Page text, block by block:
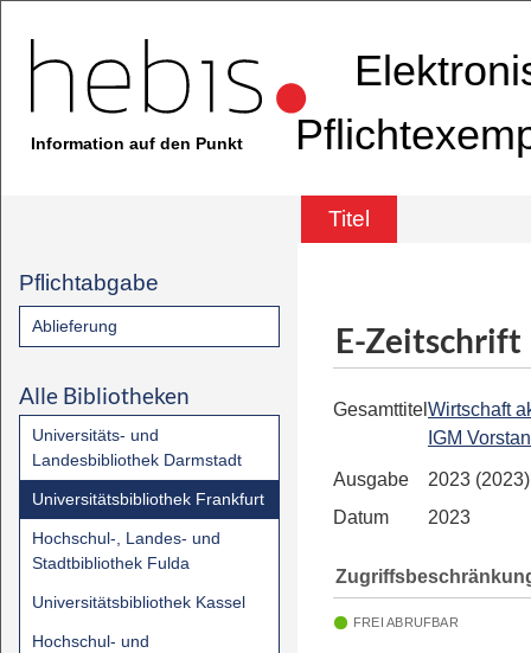
Information auf den Punkt
Titel
Pflichtabgabe
Ablieferung
Alle Bibliotheken
Universitäts- und
Landesbibliothek Darmstadt
Universitätsbibliothek Frankfurt
Hochschul-, Landes- und
Stadtbibliothek Fulda
Universitätsbibliothek Kassel
Hochschul- und
E-Zeitschrift
Gesamttitel Wirtschaft
IGM
Ausgabe
2023
Datum
2023
FREI ABRUFBAR